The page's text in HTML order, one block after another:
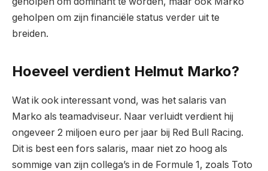
geholpen om zijn financiële status verder uit te
breiden.
Hoeveel verdient Helmut Marko?
Wat ik ook interessant vond, was het salaris van
Marko als teamadviseur. Naar verluidt verdient hij
ongeveer 2 miljoen euro per jaar bij Red Bull Racing.
Dit is best een fors salaris, maar niet zo hoog als
sommige van zijn collega’s in de Formule 1, zoals Toto